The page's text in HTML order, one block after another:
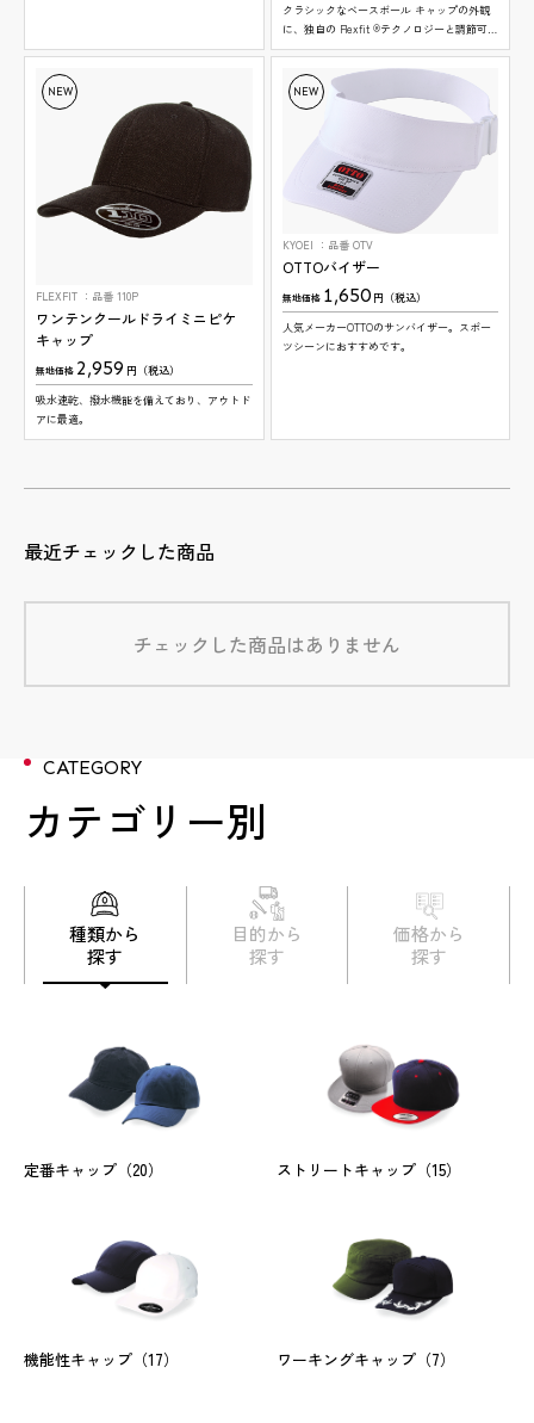
クラシックなベースボール キャップの外観
に、独自の Flexfit ®テクノロジーと調節可能
なクロージャー、そして吸湿発散性と速乾性
を兼ね備えたウールのような生地を組み合わ
せたキャップ。 ツバ裏も、表と同色
NEW
FLEXFIT 品番 110P
ワンテンクールドライミニピケ
キャップ
無地価格 2,959 円（税込）
吸水速乾、撥水機能を備えており、アウトド
アに最適。
NEW
KYOEI 品番 OTV
OTTOバイザー
無地価格 1,650 円（税込）
人気メーカーOTTOのサンバイザー。スポー
ツシーンにおすすめです。
最近チェックした商品
チェックした商品はありません
CATEGORY
カテゴリー別
種類から
探す
目的から
探す
価格から
探す
定番キャップ （20） ストリートキャップ（15）
機能性キャップ （17） ワーキングキャップ（7）